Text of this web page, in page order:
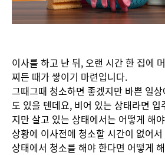
이사를 하고 난 뒤, 오랜 시간 한 집에
찌든 때가 쌓이기 마련입니다.
그때그때 청소하면 좋겠지만 바쁜 일
도 있을 텐데요, 비어 있는 상태라면 입
지만 살고 있는 상태에서는 어떻게 해
상황에 이사전에 청소할 시간이 없어
상태에서 청소를 해야 한다면 어떻게